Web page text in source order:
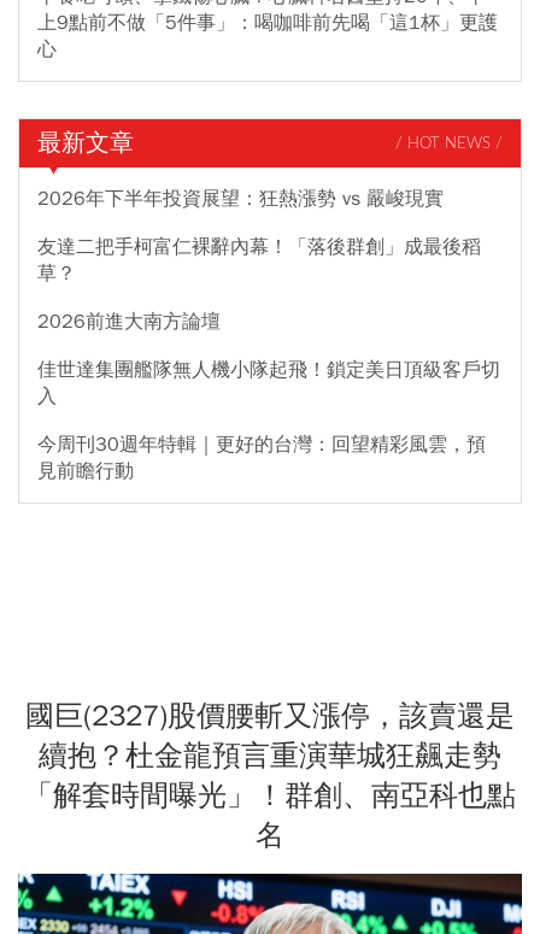
上9點前不做「5件事」：喝咖啡前先喝「這1杯」更護
心
最新文章 / HOT NEWS /
2026年下半年投資展望：狂熱漲勢 vs 嚴峻現實
友達二把手柯富仁裸辭內幕！「落後群創」成最後稻
草？
2026前進大南方論壇
佳世達集團艦隊無人機小隊起飛！鎖定美日頂級客戶切
入
今周刊30週年特輯｜更好的台灣：回望精彩風雲，預
見前瞻行動
國巨(2327)股價腰斬又漲停，該賣還是
續抱？杜金龍預言重演華城狂飆走勢
「解套時間曝光」！群創、南亞科也點
名